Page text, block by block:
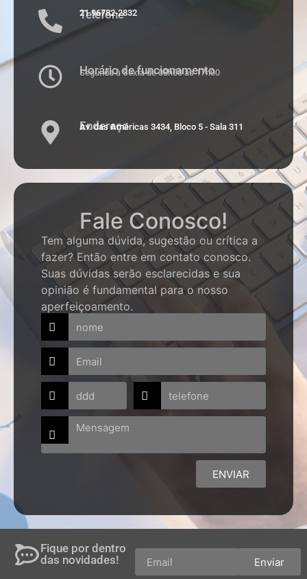
Telefone
21 96782-2832
Horário de funcionamento
Segunda à Sexta de 08h00 às 17h00
Endereço
Av. das Américas 3434, Bloco 5 - Sala 311
Fale Conosco!
Tem alguma dúvida, sugestão ou crítica a
fazer? Então entre em contato conosco.
Suas dúvidas serão esclarecidas e sua
opinião é fundamental para o nosso
aperfeiçoamento.
ENVIAR
Fique por dentro
das novidades!
Enviar